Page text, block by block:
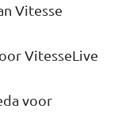
Vitesse
VitesseLive
voor